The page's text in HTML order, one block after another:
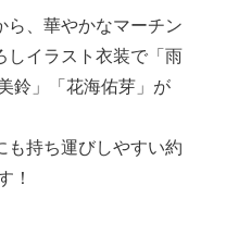
ら、華やかなマーチン
しイラスト衣装で「雨
鈴」「花海佑芽」が
も持ち運びしやすい約
！